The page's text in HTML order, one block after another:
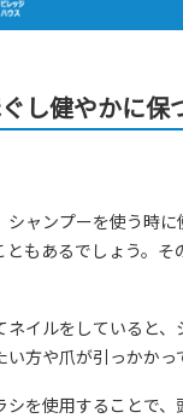
し健やかに保
シャンプーを使う時
ともあるでしょう。
ネイルをしていると
い方や爪が引っかか
シを使用することで